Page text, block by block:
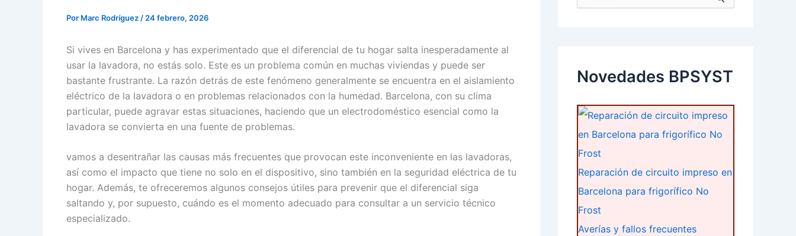
Por Marc Rodríguez / 24 febrero, 2026
Si vives en Barcelona y has experimentado que el diferencial de tu hogar salta inesperadamente al
usar la lavadora, no estás solo. Este es un problema común en muchas viviendas y puede ser
bastante frustrante. La razón detrás de este fenómeno generalmente se encuentra en el aislamiento
eléctrico de la lavadora o en problemas relacionados con la humedad. Barcelona, con su clima
particular, puede agravar estas situaciones, haciendo que un electrodoméstico esencial como la
lavadora se convierta en una fuente de problemas.
vamos a desentrañar las causas más frecuentes que provocan este inconveniente en las lavadoras,
así como el impacto que tiene no solo en el dispositivo, sino también en la seguridad eléctrica de tu
hogar. Además, te ofreceremos algunos consejos útiles para prevenir que el diferencial siga
saltando y, por supuesto, cuándo es el momento adecuado para consultar a un servicio técnico
especializado.
o
rNovedades BPSYST
Reparación de circuito impreso en
Barcelona para frigorífico No
Frost
Averías y fallos frecuentes